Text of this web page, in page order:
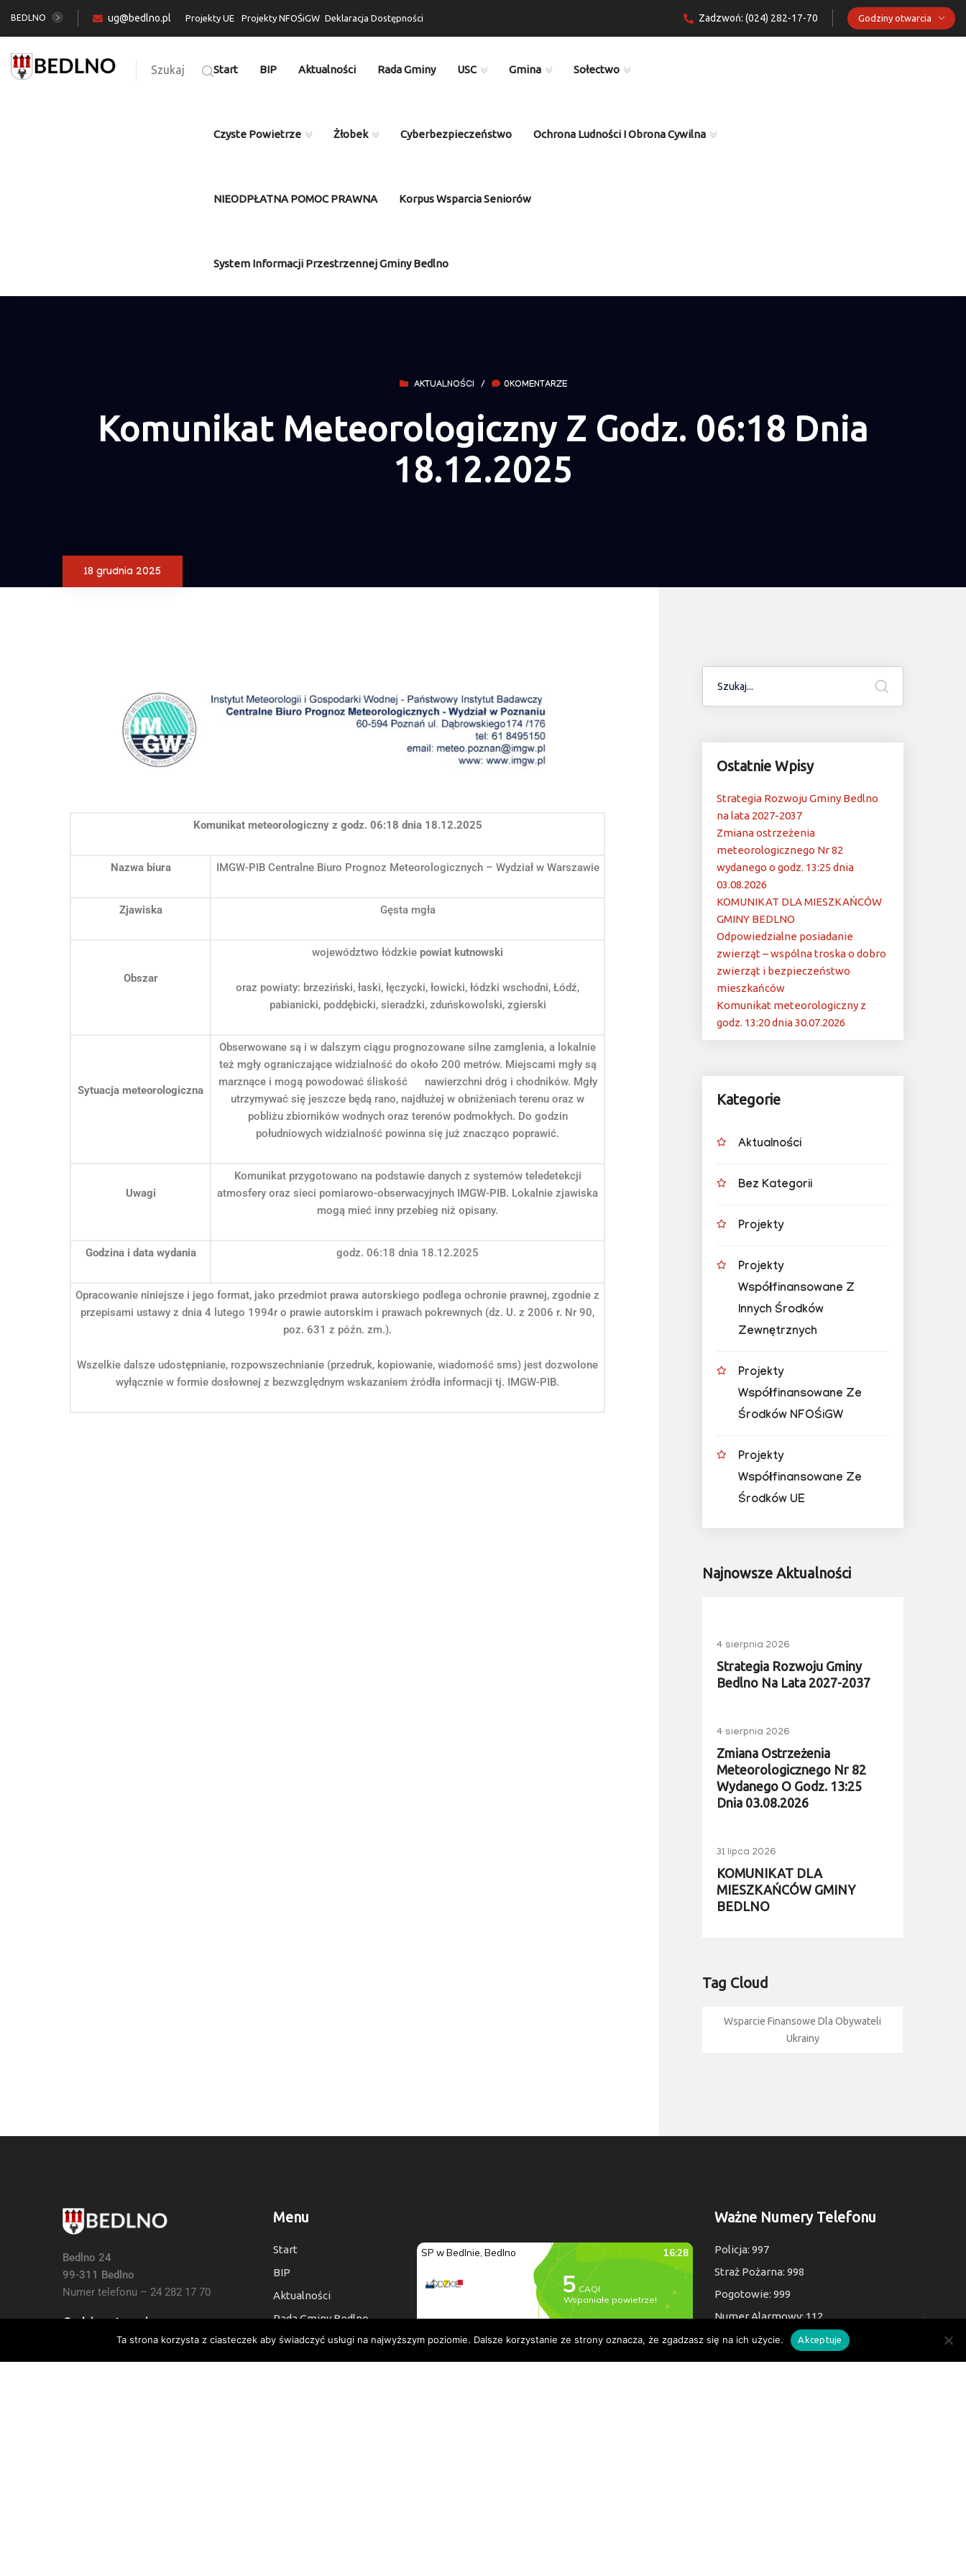
BEDLNO ug@bedlno.pl Projekty UE Projekty NFOŚiGW Deklaracja Dostępności Zadzwoń: (024) 282-17-70 Godziny otwarcia
Szukaj Start BIP Aktualności Rada Gminy USC Gmina Sołectwo
Czyste Powietrze Żłobek Cyberbezpieczeństwo Ochrona Ludności I Obrona Cywilna
NIEODPŁATNA POMOC PRAWNA Korpus Wsparcia Seniorów
System Informacji Przestrzennej Gminy Bedlno
AKTUALNOŚCI / 0KOMENTARZE
Komunikat Meteorologiczny Z Godz. 06:18 Dnia
18.12.2025
18 grudnia 2025
Komunikat meteorologiczny z godz. 06:18 dnia 18.12.2025
Nazwa biura IMGW-PIB Centralne Biuro Prognoz Meteorologicznych – Wydział w Warszawie
Zjawiska Gęsta mgła
Obszar
województwo łódzkie powiat kutnowski
oraz powiaty: brzeziński, łaski, łęczycki, łowicki, łódzki wschodni, Łódź,
pabianicki, poddębicki, sieradzki, zduńskowolski, zgierski
Sytuacja meteorologiczna
Obserwowane są i w dalszym ciągu prognozowane silne zamglenia, a lokalnie
też mgły ograniczające widzialność do około 200 metrów. Miejscami mgły są
marznące i mogą powodować śliskość nawierzchni dróg i chodników. Mgły
utrzymywać się jeszcze będą rano, najdłużej w obniżeniach terenu oraz w
pobliżu zbiorników wodnych oraz terenów podmokłych. Do godzin
południowych widzialność powinna się już znacząco poprawić.
Uwagi
Komunikat przygotowano na podstawie danych z systemów teledetekcji
atmosfery oraz sieci pomiarowo-obserwacyjnych IMGW-PIB. Lokalnie zjawiska
mogą mieć inny przebieg niż opisany.
Godzina i data wydania godz. 06:18 dnia 18.12.2025
Opracowanie niniejsze i jego format, jako przedmiot prawa autorskiego podlega ochronie prawnej, zgodnie z
przepisami ustawy z dnia 4 lutego 1994r o prawie autorskim i prawach pokrewnych (dz. U. z 2006 r. Nr 90,
poz. 631 z późn. zm.).
Wszelkie dalsze udostępnianie, rozpowszechnianie (przedruk, kopiowanie, wiadomość sms) jest dozwolone
wyłącznie w formie dosłownej z bezwzględnym wskazaniem źródła informacji tj. IMGW-PIB.
Ostatnie Wpisy
Strategia Rozwoju Gminy Bedlno
na lata 2027-2037
Zmiana ostrzeżenia
meteorologicznego Nr 82
wydanego o godz. 13:25 dnia
03.08.2026
KOMUNIKAT DLA MIESZKAŃCÓW
GMINY BEDLNO
Odpowiedzialne posiadanie
zwierząt – wspólna troska o dobro
zwierząt i bezpieczeństwo
mieszkańców
Komunikat meteorologiczny z
godz. 13:20 dnia 30.07.2026
Kategorie
Aktualności
Bez Kategorii
Projekty
Projekty
Współfinansowane Z
Innych Środków
Zewnętrznych
Projekty
Współfinansowane Ze
Środków NFOŚiGW
Projekty
Współfinansowane Ze
Środków UE
Najnowsze Aktualności
4 sierpnia 2026
Strategia Rozwoju Gminy
Bedlno Na Lata 2027-2037
4 sierpnia 2026
Zmiana Ostrzeżenia
Meteorologicznego Nr 82
Wydanego O Godz. 13:25
Dnia 03.08.2026
31 lipca 2026
KOMUNIKAT DLA
MIESZKAŃCÓW GMINY
BEDLNO
Tag Cloud
Wsparcie Finansowe Dla Obywateli
Ukrainy
Bedlno 24
99-311 Bedlno
Numer telefonu – 24 282 17 70
Godziny otwarcia:
7:30 do 15:30, Sb i Nie: Nieczynne
Menu
Start
BIP
Aktualności
Rada Gminy Bedlno
Kontakt
Deklaracja dostępności
Ważne Numery Telefonu
Policja: 997
Straż Pożarna: 998
Pogotowie: 999
Numer Alarmowy: 112
Ta strona korzysta z ciasteczek aby świadczyć usługi na najwyższym poziomie. Dalsze korzystanie ze strony oznacza, że zgadzasz się na ich użycie. Akceptuje